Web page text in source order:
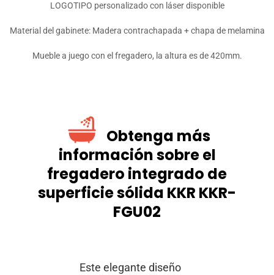
LOGOTIPO personalizado con láser disponible
Material del gabinete: Madera contrachapada + chapa de melamina
Mueble a juego con el fregadero, la altura es de 420mm.
Obtenga más
información sobre el
fregadero integrado de
superficie sólida KKR KKR-
FGU02
Este elegante diseño